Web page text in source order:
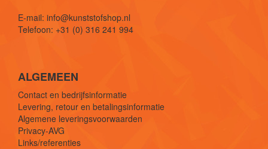
E-mail: info@kunststofshop.nl
Telefoon: +31 (0) 316 241 994
ALGEMEEN
Contact en bedrijfsinformatie
Levering, retour en betalingsinformatie
Algemene leveringsvoorwaarden
Privacy-AVG
Links/referenties